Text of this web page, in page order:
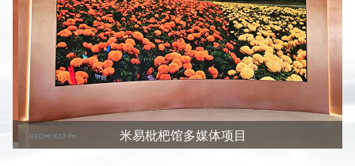
米易枇杷馆多媒体项目